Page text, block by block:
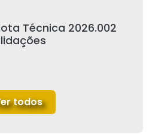
Técnica 2026.002
todos